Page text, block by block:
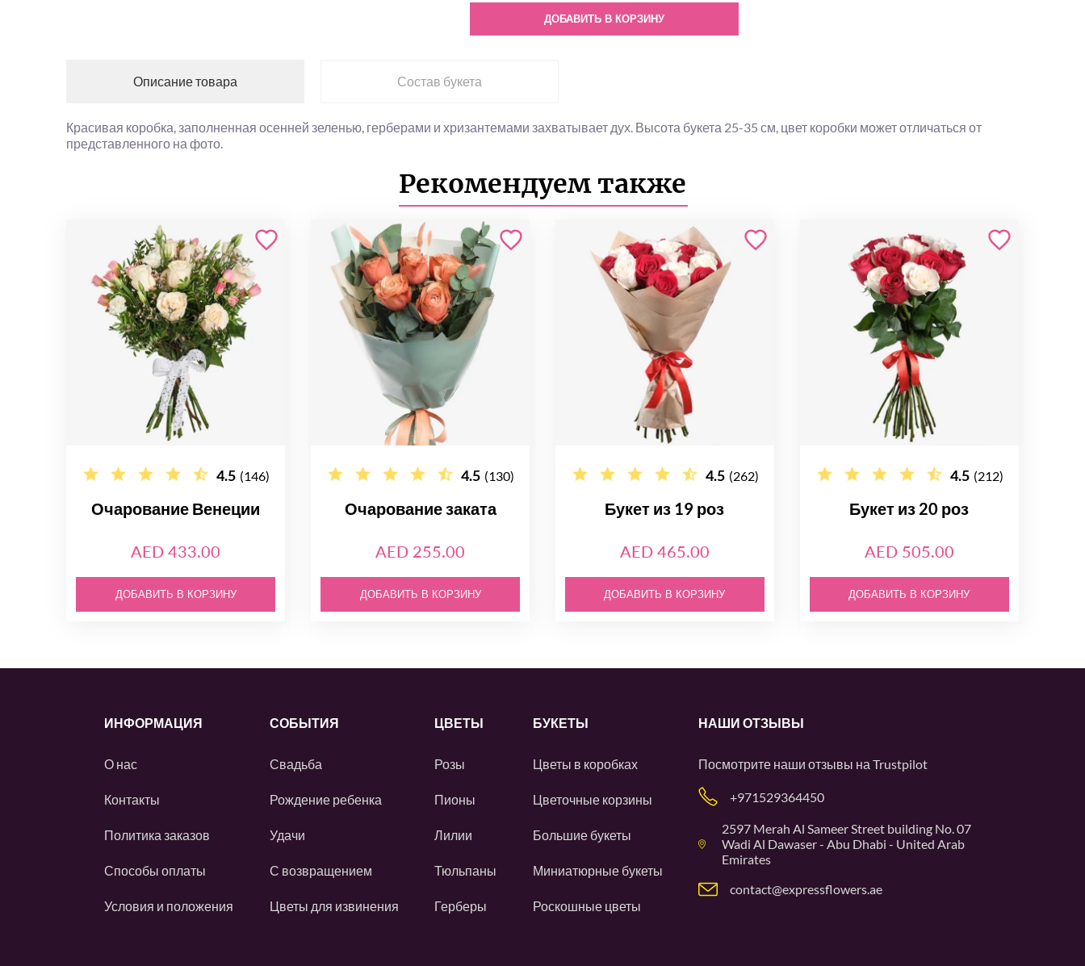
ДОБАВИТЬ В КОРЗИНУ
Описание товара Состав букета
Красивая коробка, заполненная осенней зеленью, герберами и хризантемами захватывает дух. Высота букета 25-35 см, цвет коробки может отличаться от
представленного на фото.
Рекомендуем также
4.5 (146)
Очарование Венеции
AED 433.00
ДОБАВИТЬ В КОРЗИНУ
4.5 (130)
Очарование заката
AED 255.00
ДОБАВИТЬ В КОРЗИНУ
4.5 (262)
Букет из 19 роз
AED 465.00
ДОБАВИТЬ В КОРЗИНУ
4.5 (212)
Букет из 20 роз
AED 505.00
ДОБАВИТЬ В КОРЗИНУ
ИНФОРМАЦИЯ
О нас
Контакты
Политика заказов
Способы оплаты
Условия и положения
СОБЫТИЯ
Свадьба
Рождение ребенка
Удачи
С возвращением
Цветы для извинения
ЦВЕТЫ
Розы
Пионы
Лилии
Тюльпаны
Герберы
БУКЕТЫ
Цветы в коробках
Цветочные корзины
Большие букеты
Миниатюрные букеты
Роскошные цветы
НАШИ ОТЗЫВЫ
Посмотрите наши отзывы на Trustpilot
+971529364450
2597 Merah Al Sameer Street building No. 07
Wadi Al Dawaser - Abu Dhabi - United Arab
Emirates
contact@expressflowers.ae